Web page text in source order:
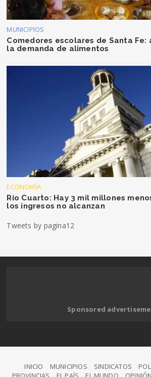
MUNICIPIOS
Comedores escolares de Santa Fe:
la demanda de alimentos
ECONOMÍA
Río Cuarto: Hay 3 mil millones
los ingresos no alcanzan
Tweets by pagina12
Sponsored
INICIO MUNICIPIOS SINDICATOS